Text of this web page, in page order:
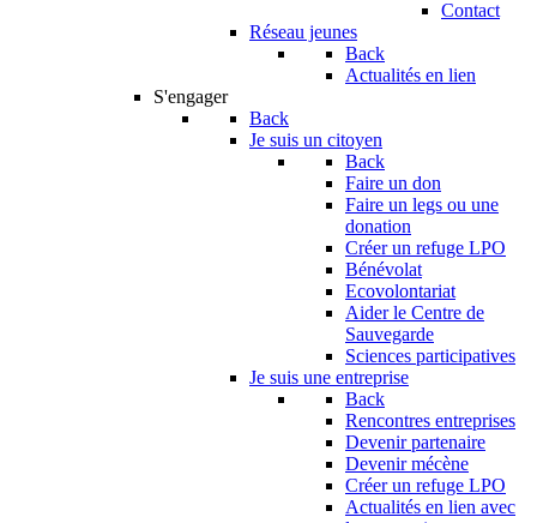
Contact
Réseau jeunes
Back
Actualités en lien
S'engager
Back
Je suis un citoyen
Back
Faire un don
Faire un legs ou une
donation
Créer un refuge LPO
Bénévolat
Ecovolontariat
Aider le Centre de
Sauvegarde
Sciences participatives
Je suis une entreprise
Back
Rencontres entreprises
Devenir partenaire
Devenir mécène
Créer un refuge LPO
Actualités en lien avec